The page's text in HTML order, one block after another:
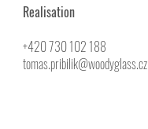
Realisation
+420 730 102 188
tomas.pribilik@woodyglass.cz